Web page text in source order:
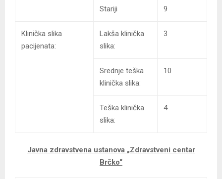
Stariji 9
Klinička slika
pacijenata:
Lakša klinička
slika:
3
Srednje teška
klinička slika:
10
Teška klinička
slika:
4
Javna zdravstvena ustanova „Zdravstveni centar
Brčko“